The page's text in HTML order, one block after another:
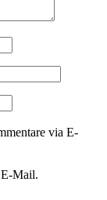
via E-
Mail.